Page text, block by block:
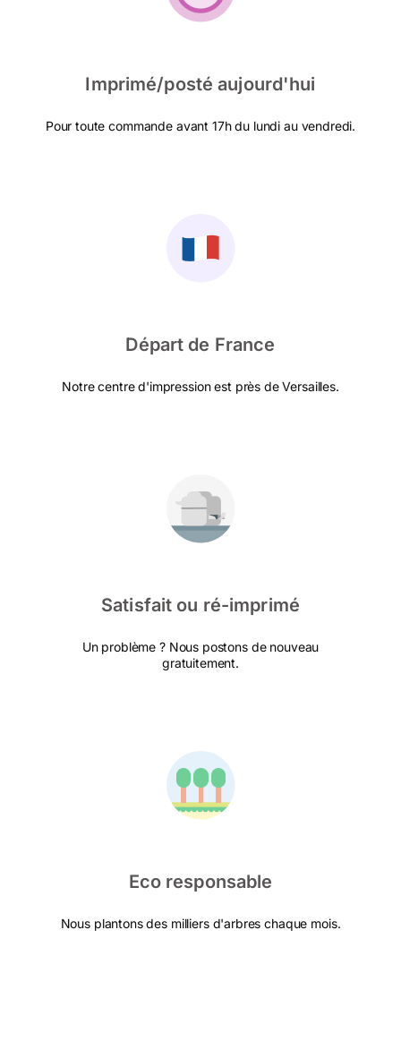
Imprimé/posté aujourd'hui
Pour toute commande avant 17h du lundi au vendredi.
Départ de France
Notre centre d'impression est près de Versailles.
Satisfait ou ré-imprimé
Un problème ? Nous postons de nouveau
gratuitement.
Eco responsable
Nous plantons des milliers d'arbres chaque mois.